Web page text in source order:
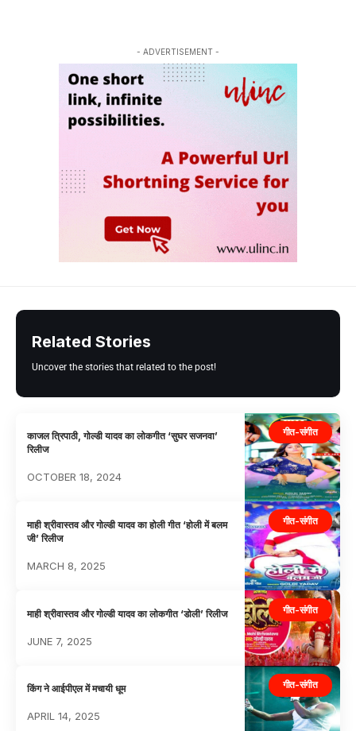
- ADVERTISEMENT -
Related Stories
Uncover the stories that related to the post!
गीत-संगीत
काजल त्रिपाठी, गोल्डी यादव का लोकगीत ‘सुघर सजनवा’
रिलीज
OCTOBER 18, 2024
गीत-संगीत
माही श्रीवास्तव और गोल्डी यादव का होली गीत ‘होली में बलम
जी’ रिलीज
MARCH 8, 2025
गीत-संगीत
माही श्रीवास्तव और गोल्डी यादव का लोकगीत ‘डोली’ रिलीज
JUNE 7, 2025
गीत-संगीत
किंग ने आईपीएल में मचायी धूम
APRIL 14, 2025